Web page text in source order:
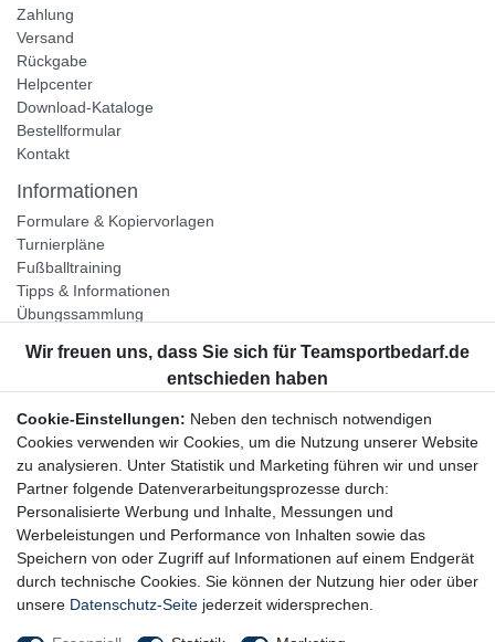
Zahlung
Versand
Rückgabe
Helpcenter
Download-Kataloge
Bestellformular
Kontakt
Informationen
Formulare & Kopiervorlagen
Turnierpläne
Fußballtraining
Tipps & Informationen
Übungssammlung
Unternehmen
Widerrufsrecht
Bestellung widerrufen
Datenschutzerklärung
AGB
Impressum
Newsletter
Cookie-Einstellungen: Neben den technisch notwendigen
Cookies verwenden wir Cookies, um die Nutzung unserer Website
zu analysieren. Unter Statistik und Marketing führen wir und unser
Partner folgende Datenverarbeitungsprozesse durch:
Personalisierte Werbung und Inhalte, Messungen und
Werbeleistungen und Performance von Inhalten sowie das
Speichern von oder Zugriff auf Informationen auf einem Endgerät
durch technische Cookies. Sie können der Nutzung hier oder über
unsere Datenschutz-Seite jederzeit widersprechen.